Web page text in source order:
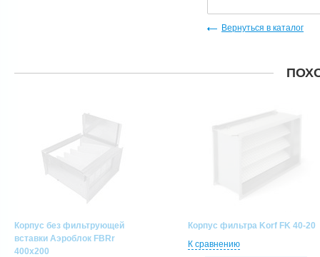
Вернуться в каталог
Корпус без фильтрующей
вставки Аэроблок FBRr
400х200
Корпус фильтра Korf FK 40-20
К сравнению